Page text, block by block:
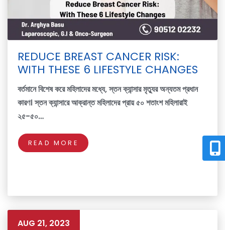
REDUCE BREAST CANCER RISK:
WITH THESE 6 LIFESTYLE CHANGES
বর্তমানে বিশেষ করে মহিলাদের মধ্যে, স্তন ক্যান্সার মৃত্যুর অন্যতম প্রধান
কারণ। স্তন ক্যান্সারে আক্রান্ত মহিলাদের প্রায় ৫০ শতাংশ মহিলারাই
২৫-৫০…
READ MORE
AUG 21, 2023